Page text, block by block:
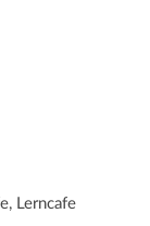
Lerncafe